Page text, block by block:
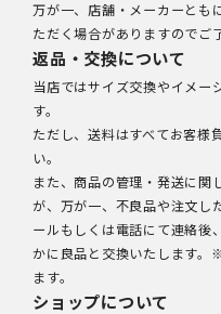
万が一、店舗・メーカーとも
ただく場合がありますのでご
返品・交換について
当店ではサイズ交換やイメー
す。
ただし、送料はすべてお客様
い。
また、商品の管理・発送に関
が、万が一、不良品や注文し
ールもしくは電話にて連絡後
かに良品と交換いたします。
ます。
ショップについて